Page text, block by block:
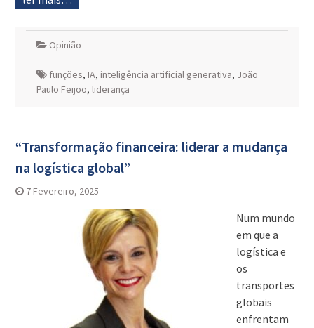
Opinião
funções, IA, inteligência artificial generativa, João
Paulo Feijoo, liderança
“Transformação financeira: liderar a mudança
na logística global”
7 Fevereiro, 2025
Num mundo
em que a
logística e
os
transportes
globais
enfrentam